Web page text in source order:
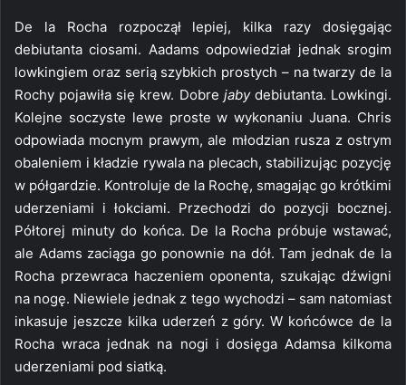
De la Rocha rozpoczął lepiej, kilka razy dosięgając
debiutanta ciosami. Aadams odpowiedział jednak srogim
lowkingiem oraz serią szybkich prostych – na twarzy de la
Rochy pojawiła się krew. Dobre jabydebiutanta. Lowkingi.
Kolejne soczyste lewe proste w wykonaniu Juana. Chris
odpowiada mocnym prawym, ale młodzian rusza z ostrym
obaleniem i kładzie rywala na plecach, stabilizując pozycję
w półgardzie. Kontroluje de la Rochę, smagając go krótkimi
uderzeniami i łokciami. Przechodzi do pozycji bocznej.
Półtorej minuty do końca. De la Rocha próbuje wstawać,
ale Adams zaciąga go ponownie na dół. Tam jednak de la
Rocha przewraca haczeniem oponenta, szukając dźwigni
na nogę. Niewiele jednak z tego wychodzi – sam natomiast
inkasuje jeszcze kilka uderzeń z góry. W końcówce de la
Rocha wraca jednak na nogi i dosięga Adamsa kilkoma
uderzeniami pod siatką.